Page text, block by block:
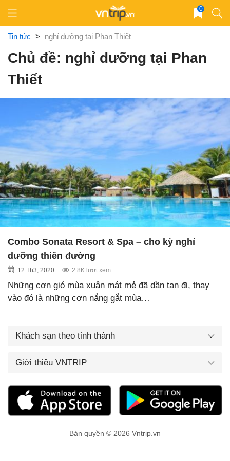
content
0
Tin tức > nghỉ dưỡng tại Phan Thiết
Chủ đề: nghỉ dưỡng tại Phan
Thiết
Combo Sonata Resort & Spa – cho kỳ nghỉ
dưỡng thiên đường
12 Th3, 2020 2.8K lượt xem
Những cơn gió mùa xuân mát mẻ đã dần tan đi, thay
vào đó là những cơn nắng gắt mùa…
Khách sạn theo tỉnh thành
Giới thiệu VNTRIP
Bản quyền © 2026 Vntrip.vn